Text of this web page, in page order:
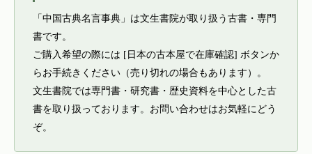
「中国古典名言事典」は文生書院が取り扱う古書・専門
書です。
ご購入希望の際には [日本の古本屋で在庫確認] ボタンか
らお手続きください（売り切れの場合もあります）。
文生書院では専門書・研究書・歴史資料を中心とした古
書を取り扱っております。お問い合わせはお気軽にどう
ぞ。